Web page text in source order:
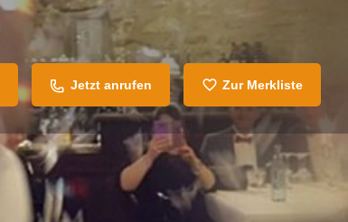
Jetzt anrufen Zur Merkliste